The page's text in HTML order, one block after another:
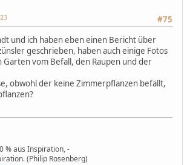
#75
und ich haben eben einen Bericht über
geschrieben, haben auch einige Fotos
Garten vom Befall, den Raupen und der
obwohl der keine Zimmerpflanzen befällt,
% aus Inspiration, -
(Philip Rosenberg)